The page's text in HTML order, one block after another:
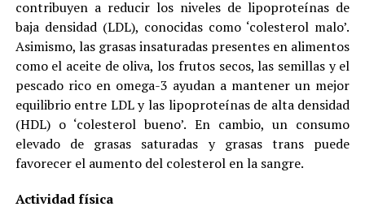
contribuyen a reducir los niveles de lipoproteínas de
baja densidad (LDL), conocidas como ‘colesterol malo’.
Asimismo, las grasas insaturadas presentes en alimentos
como el aceite de oliva, los frutos secos, las semillas y el
pescado rico en omega-3 ayudan a mantener un mejor
equilibrio entre LDL y las lipoproteínas de alta densidad
(HDL) o ‘colesterol bueno’. En cambio, un consumo
elevado de grasas saturadas y grasas trans puede
favorecer el aumento del colesterol en la sangre.
Actividad física